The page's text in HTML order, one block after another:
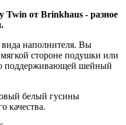
от Brinkhaus - разное
вида наполнителя. Вы
стороне подушки или
поддерживающей шейный
белый гусины
качества.